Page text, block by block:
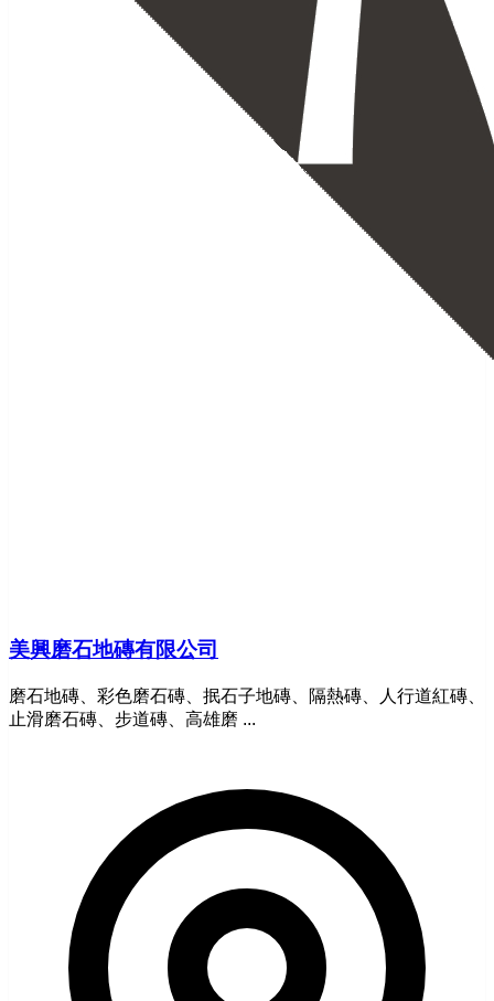
美興磨石地磚有限公司
磨石地磚、彩色磨石磚、抿石子地磚、隔熱磚、人行道紅磚、
止滑磨石磚、步道磚、高雄磨 ...